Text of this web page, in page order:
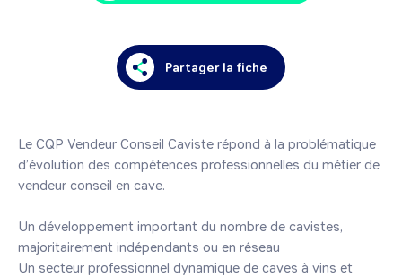
Partager la fiche
Le CQP Vendeur Conseil Caviste répond à la problématique
d’évolution des compétences professionnelles du métier de
vendeur conseil en cave.
Un développement important du nombre de cavistes,
majoritairement indépendants ou en réseau
Un secteur professionnel dynamique de caves à vins et